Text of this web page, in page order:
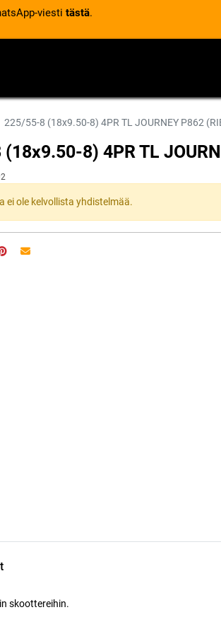
viesti tästä.
225/55-8 (18x9.50-8) 4PR TL JOURNEY P862
8) 4PR TL
ei ole kelvollista yhdistelmää.
skoottereihin.